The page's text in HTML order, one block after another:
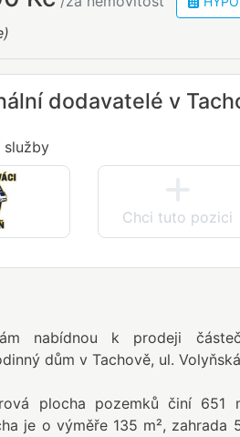
dodavatelé v
služby
Chci tuto pozici
nabídnou k prodeji
dům v Tachově, ul.
plocha pozemků činí 651
je o výměře 135 m², zahrada